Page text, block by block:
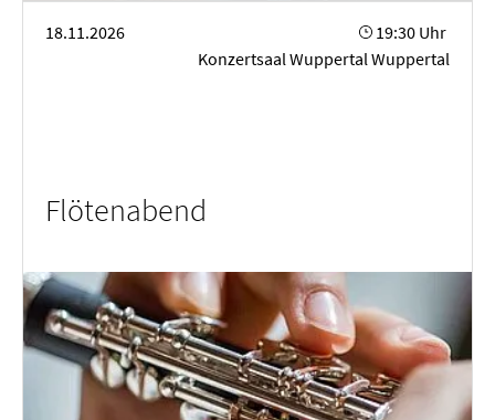
18.11.2026
19:30 Uhr
Konzertsaal Wuppertal Wuppertal
Flötenabend